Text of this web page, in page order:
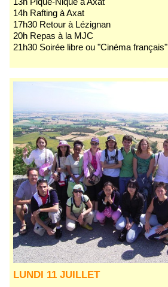
14h Rafting à Axat
17h30 Retour à Lézignan
20h Repas à la MJC
21h30 Soirée libre ou "Cinéma français"
LUNDI 11 JUILLET